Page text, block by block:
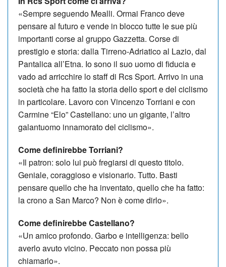
«Sempre seguendo Mealli. Ormai Franco deve
pensare al futuro e vende in blocco tutte le sue più
importanti corse al gruppo Gazzetta. Corse di
prestigio e storia: dalla Tirreno-Adriatico al Lazio, dal
Pantalica all’Etna. Io sono il suo uomo di fiducia e
vado ad arricchire lo staff di Rcs Sport. Arrivo in una
società che ha fatto la storia dello sport e del ciclismo
in particolare. Lavoro con Vincenzo Torriani e con
Carmine “Elo” Castellano: uno un gigante, l’altro
galantuomo innamorato del ciclismo».
Come definirebbe Torriani?
«Il patron: solo lui può fregiarsi di questo titolo.
Geniale, coraggioso e visionario. Tutto. Basti
pensare quello che ha inventato, quello che ha fatto:
la crono a San Marco? Non è come dirlo».
Come definirebbe Castellano?
«Un amico profondo. Garbo e intelligenza: bello
averlo avuto vicino. Peccato non possa più
chiamarlo».